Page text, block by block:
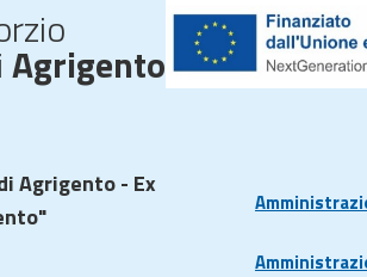
Agrigento
Agrigento - Ex